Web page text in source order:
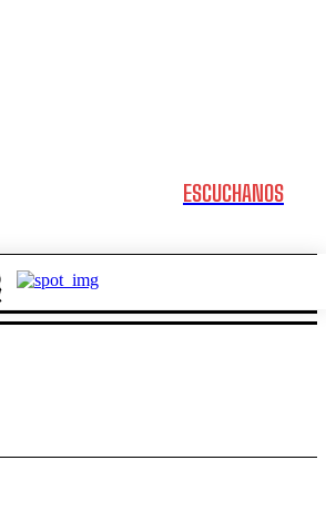
ESCUCHANOS
Domingo, Agosto 9, 2026